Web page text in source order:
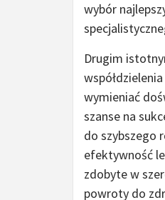
wybór
Drugim
wymieniać
szanse na
do szybszego
efektywność
zdobyte w
powroty do